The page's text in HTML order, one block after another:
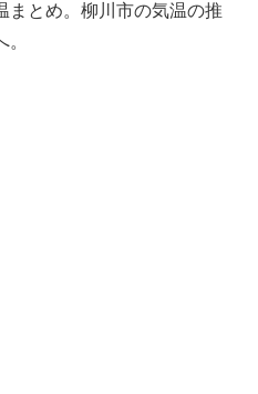
まとめ。柳川市の気温の推